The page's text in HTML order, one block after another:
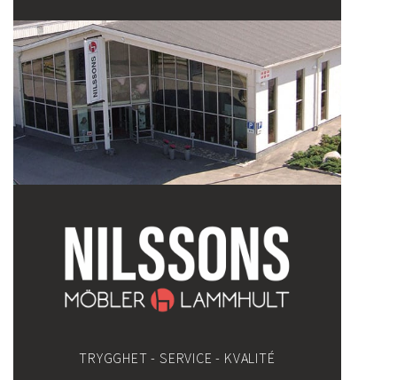
TRYGGHET - SERVICE - KVALITÉ